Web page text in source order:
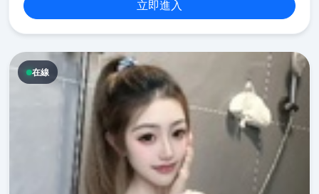
立即進入
在線